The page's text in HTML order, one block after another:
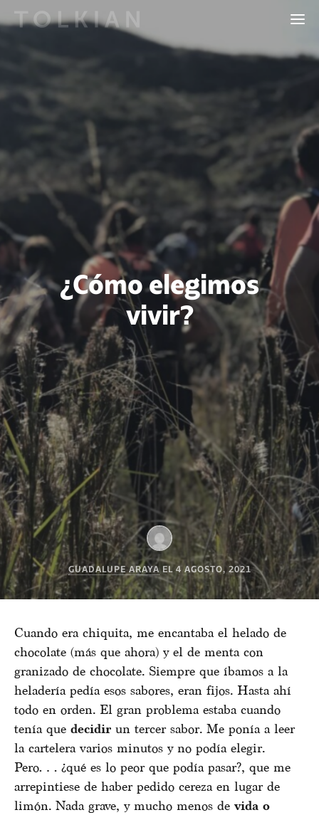
¿Cómo elegimos
vivir?
GUADALUPE ARAYAEL 4 AGOSTO, 2021
Cuando era chiquita, me encantaba el helado de
chocolate (más que ahora) y el de menta con
granizado de chocolate. Siempre que íbamos a la
heladería pedía esos sabores, eran fijos. Hasta ahí
todo en orden. El gran problema estaba cuando
tenía que decidir un tercer sabor. Me ponía a leer
la cartelera varios minutos y no podía elegir.
Pero… ¿qué es lo peor que podía pasar?, que me
arrepintiese de haber pedido cereza en lugar de
limón. Nada grave, y mucho menos de vida o